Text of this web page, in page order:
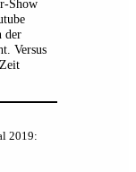
Show
der
Versus
2019: